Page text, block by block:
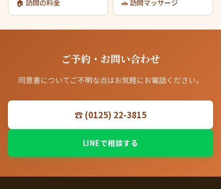
🏠 訪問の料金 🚗 訪問マッサージ
ご予約・お問い合わせ
同意書についてご不明な点はお気軽にお電話ください。
☎ (0125) 22-3815
LINEで相談する